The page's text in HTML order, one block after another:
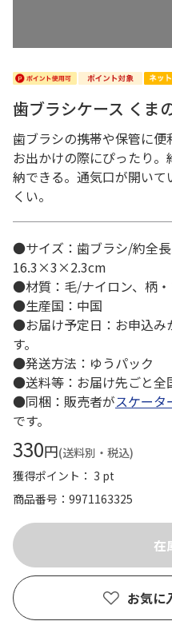
歯ブラシケース くま
歯ブラシの携帯や保管に便
お出かけの際にぴったり
納できる。通気口が開い
くい。
●サイズ：歯ブラシ/約全
16.3×3×2.3cm
●材質：毛/ナイロン、柄
●生産国：中国
●お届け予定日：お申込み
す。
●発送方法：ゆうパック
●送料等：お届け先ごと全
●同梱：販売者がスケータ
です。
330円(送料別・税込)
獲得ポイント： 3 pt
商品番号
9971163325
お気に